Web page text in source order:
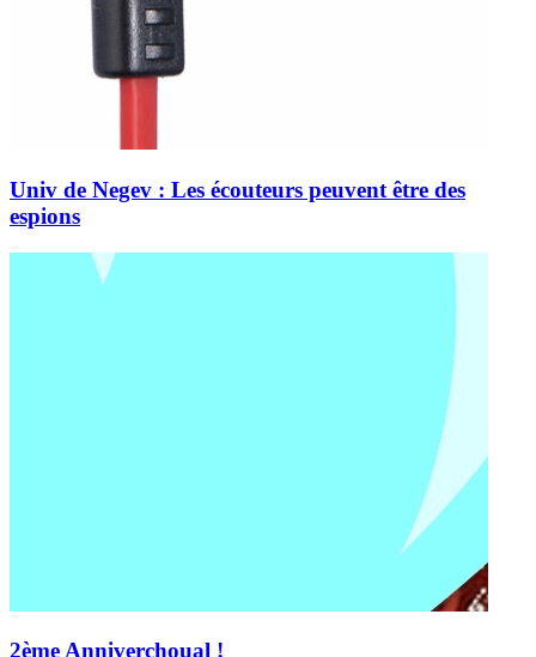
Univ de Negev : Les écouteurs peuvent être des
espions
2ème Anniverchoual !